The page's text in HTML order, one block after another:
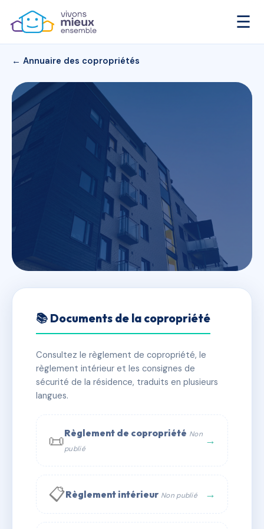
☰
← Annuaire des copropriétés
Balzac
✓ Immatriculée 🏠 7 lots 🏗 1 bâtiment(s)
📞 Contacter Syndic Digital
📚 Documents de la copropriété
Consultez le règlement de copropriété, le
règlement intérieur et les consignes de
sécurité de la résidence, traduits en plusieurs
langues.
📜Règlement de copropriété Non
publié
→
📋Règlement intérieur Non publié →